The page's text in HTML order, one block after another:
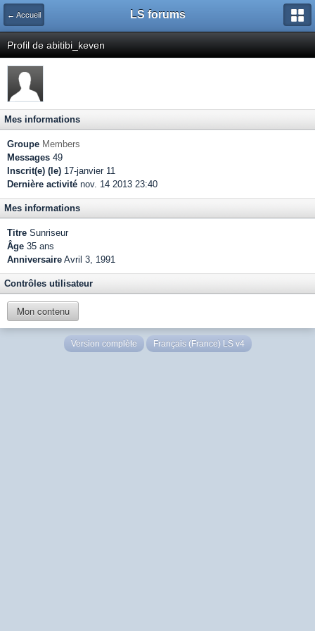
← Accueil LS forums
Profil de abitibi_keven
Mes informations
Groupe Members
Messages 49
Inscrit(e) (le) 17-janvier 11
Dernière activité nov. 14 2013 23:40
Mes informations
Titre Sunriseur
Âge 35 ans
Anniversaire Avril 3, 1991
Contrôles utilisateur
Mon contenu
Version complète Français (France) LS v4